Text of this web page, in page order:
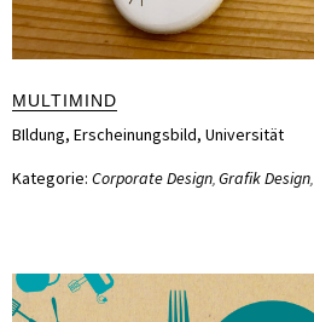
MULTIMIND
BIldung, Erscheinungsbild, Universität
Kategorie: Corporate Design, Grafik Design,